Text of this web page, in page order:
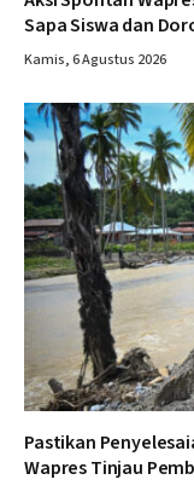
Sapa Siswa dan
Kamis, 6 Agustus 2026
Pastikan
Wapres Tinjau